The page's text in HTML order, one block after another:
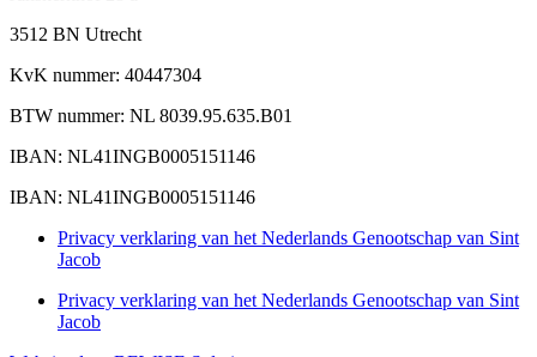
3512 BN Utrecht
KvK nummer: 40447304
BTW nummer: NL 8039.95.635.B01
IBAN: NL41INGB0005151146
IBAN: NL41INGB0005151146
Privacy verklaring van het Nederlands Genootschap van Sint
Jacob
Privacy verklaring van het Nederlands Genootschap van Sint
Jacob